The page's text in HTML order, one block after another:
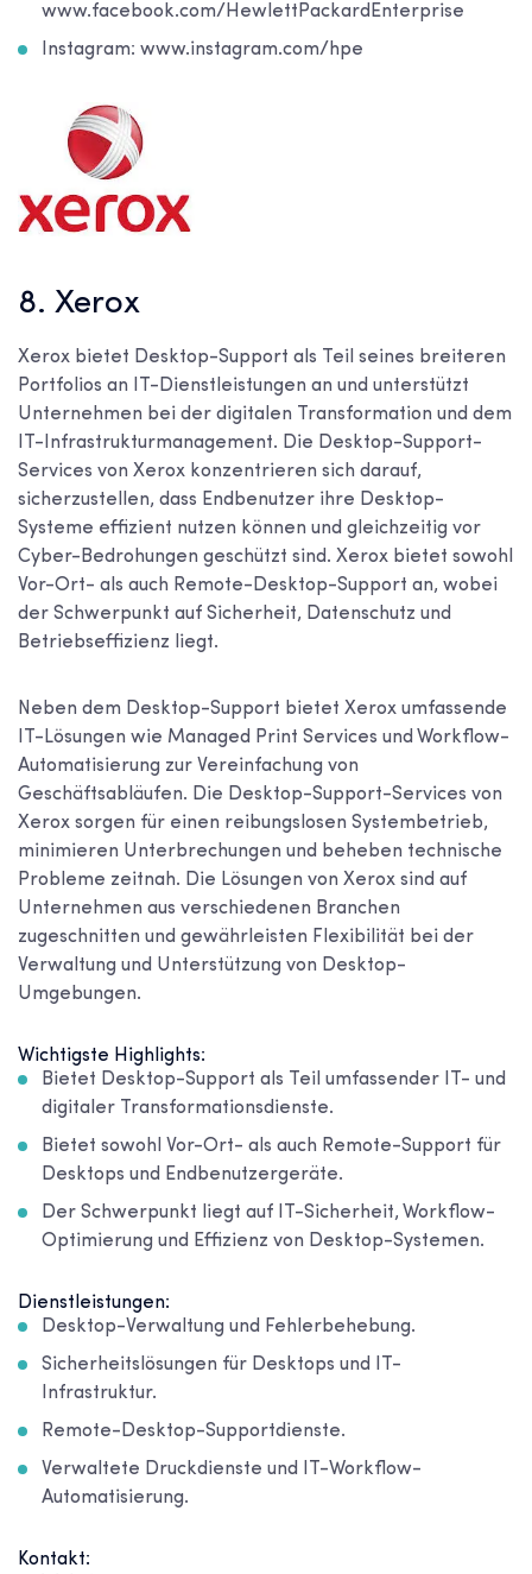
www.facebook.com/HewlettPackardEnterprise
Instagram: www.instagram.com/hpe
8. Xerox
Xerox bietet Desktop-Support als Teil seines breiteren
Portfolios an IT-Dienstleistungen an und unterstützt
Unternehmen bei der digitalen Transformation und dem
IT-Infrastrukturmanagement. Die Desktop-Support-
Services von Xerox konzentrieren sich darauf,
sicherzustellen, dass Endbenutzer ihre Desktop-
Systeme effizient nutzen können und gleichzeitig vor
Cyber-Bedrohungen geschützt sind. Xerox bietet sowohl
Vor-Ort- als auch Remote-Desktop-Support an, wobei
der Schwerpunkt auf Sicherheit, Datenschutz und
Betriebseffizienz liegt.
Neben dem Desktop-Support bietet Xerox umfassende
IT-Lösungen wie Managed Print Services und Workflow-
Automatisierung zur Vereinfachung von
Geschäftsabläufen. Die Desktop-Support-Services von
Xerox sorgen für einen reibungslosen Systembetrieb,
minimieren Unterbrechungen und beheben technische
Probleme zeitnah. Die Lösungen von Xerox sind auf
Unternehmen aus verschiedenen Branchen
zugeschnitten und gewährleisten Flexibilität bei der
Verwaltung und Unterstützung von Desktop-
Umgebungen.
Wichtigste Highlights:
Bietet Desktop-Support als Teil umfassender IT- und
digitaler Transformationsdienste.
Bietet sowohl Vor-Ort- als auch Remote-Support für
Desktops und Endbenutzergeräte.
Der Schwerpunkt liegt auf IT-Sicherheit, Workflow-
Optimierung und Effizienz von Desktop-Systemen.
Dienstleistungen:
Desktop-Verwaltung und Fehlerbehebung.
Sicherheitslösungen für Desktops und IT-
Infrastruktur.
Remote-Desktop-Supportdienste.
Verwaltete Druckdienste und IT-Workflow-
Automatisierung.
Kontakt: